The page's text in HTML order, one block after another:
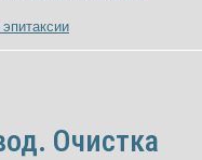
Очистка